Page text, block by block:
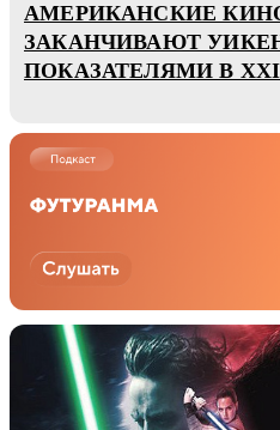
АМЕРИКАНСКИЕ
ЗАКАНЧИВАЮТ
ПОКАЗАТЕЛЯМИ В